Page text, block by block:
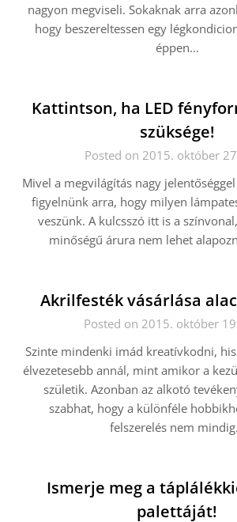
nagyon megviseli. Sokaknak arra
hogy beszereltessen egy
éppen…
Kattintson, ha LED
szüksége!
Posted on 2015. október
Mivel a megvilágítás nagy
figyelnünk arra, hogy milyen
veszünk. A kulcsszó itt is a
minőségű árura nem lehet
Akrilfesték vásárlása
Posted on 2015. október
Szinte mindenki imád kreatívkodni,
élvezetesebb annál, mint amikor a
születik. Azonban az alkotó
szabhat, hogy a különféle
felszerelés nem
Ismerje meg a
palettáját!